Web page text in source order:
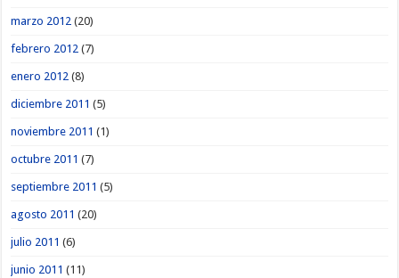
marzo 2012 (20)
febrero 2012 (7)
enero 2012 (8)
diciembre 2011 (5)
noviembre 2011 (1)
octubre 2011 (7)
septiembre 2011 (5)
agosto 2011 (20)
julio 2011 (6)
junio 2011 (11)